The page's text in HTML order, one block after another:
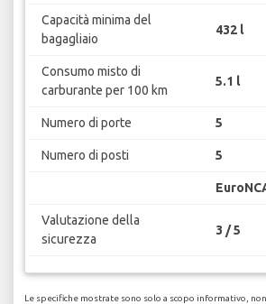
Capacità minima del
bagagliaio
432 l
Consumo misto di
carburante per 100 km
5.1 l
Numero di porte 5
Numero di posti 5
Valutazione della
sicurezza
3 / 5
Le specifiche mostrate sono solo a scopo informativo,